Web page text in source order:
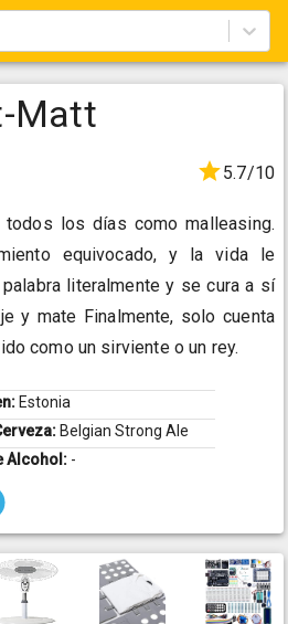
Matt
5.7/10
todos los días como malleasing.
equivocado, y la vida le
palabra literalmente y se cura a sí
y mate Finalmente, solo cuenta
como un sirviente o un rey.
Estonia
Belgian Strong Ale
Alcohol: -